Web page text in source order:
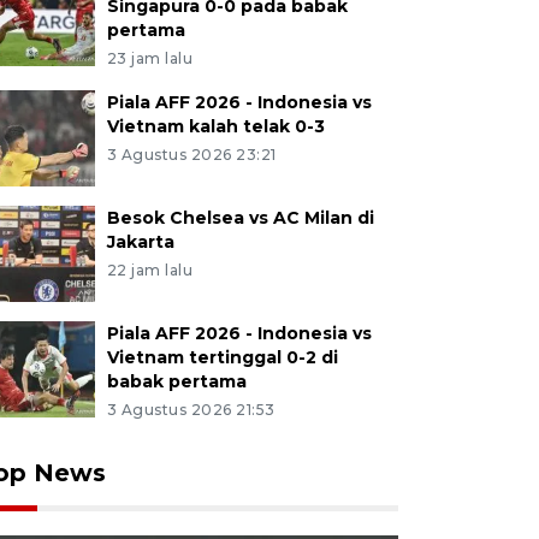
Singapura 0-0 pada babak
pertama
23 jam lalu
Piala AFF 2026 - Indonesia vs
Vietnam kalah telak 0-3
3 Agustus 2026 23:21
Besok Chelsea vs AC Milan di
Jakarta
22 jam lalu
Piala AFF 2026 - Indonesia vs
Vietnam tertinggal 0-2 di
babak pertama
3 Agustus 2026 21:53
News